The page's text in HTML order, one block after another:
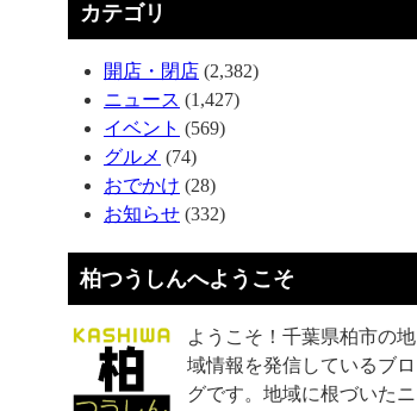
カテゴリ
開店・閉店 (2,382)
ニュース (1,427)
イベント (569)
グルメ (74)
おでかけ (28)
お知らせ (332)
柏つうしんへようこそ
ようこそ！千葉県柏市の地
域情報を発信しているブロ
グです。地域に根づいたニ